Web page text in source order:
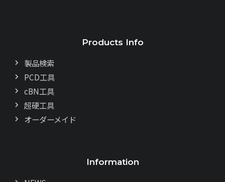
Products Info
製品検索
PCD工具
cBN工具
超硬工具
オーダーメイド
Information